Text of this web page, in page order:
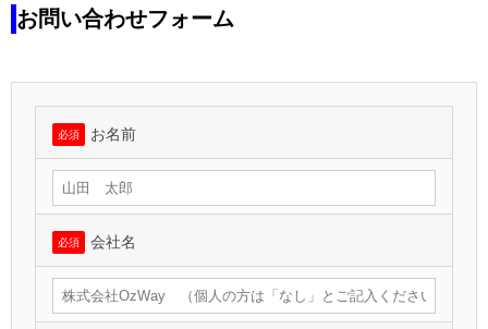
お問い合わせフォーム
必須 お名前
必須 会社名